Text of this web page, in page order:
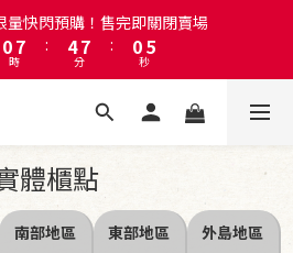
購物金！會員首購滿千再折百
07
6
5
4
0
時
:
4
3
2
1
7
6
5
4
0
分
:
05
4
3
2
1
秒
購物金！會員首購滿千再折百
體櫃點
南部地區 東部地區 外島地區